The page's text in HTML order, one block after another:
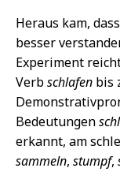
Heraus kam,
besser
Experiment
Verbschlafen bis
Bedeutungen
erkannt, am
sammeln, stumpf,